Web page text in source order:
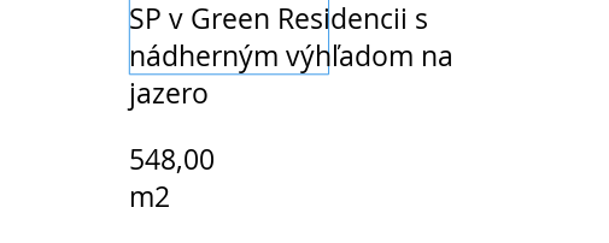
SP v Green Residencii s
nádherným výhľadom na
jazero
548,00
m2